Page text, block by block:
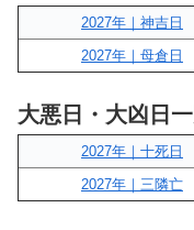
2027年｜神吉日
2027年｜母倉日
大悪日・大凶日
2027年｜十死日
2027年｜三隣亡